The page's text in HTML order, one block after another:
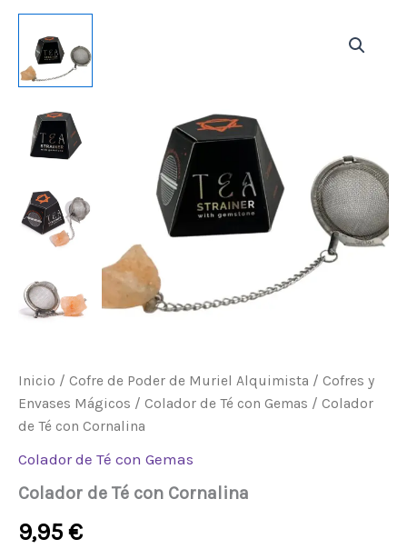
Inicio / Cofre de Poder de Muriel Alquimista / Cofres y
Envases Mágicos / Colador de Té con Gemas / Colador
de Té con Cornalina
Colador de Té con Gemas
Colador de Té con Cornalina
9,95 €
con
cantidad